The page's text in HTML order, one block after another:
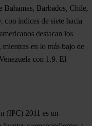
Bahamas, Barbados, Chile,
con índices de siete hacia
destacan los
en lo más bajo de
con 1.9. El
(IPC) 2011 es un